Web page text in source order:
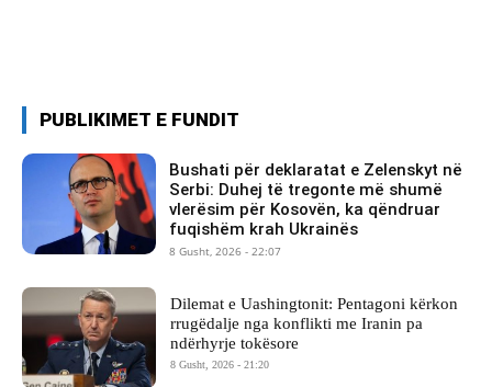
PUBLIKIMET E FUNDIT
Bushati për deklaratat e Zelenskyt në
Serbi: Duhej të tregonte më shumë
vlerësim për Kosovën, ka qëndruar
fuqishëm krah Ukrainës
8 Gusht, 2026 - 22:07
Dilemat e Uashingtonit: Pentagoni kërkon
rrugëdalje nga konflikti me Iranin pa
ndërhyrje tokësore
8 Gusht, 2026 - 21:20